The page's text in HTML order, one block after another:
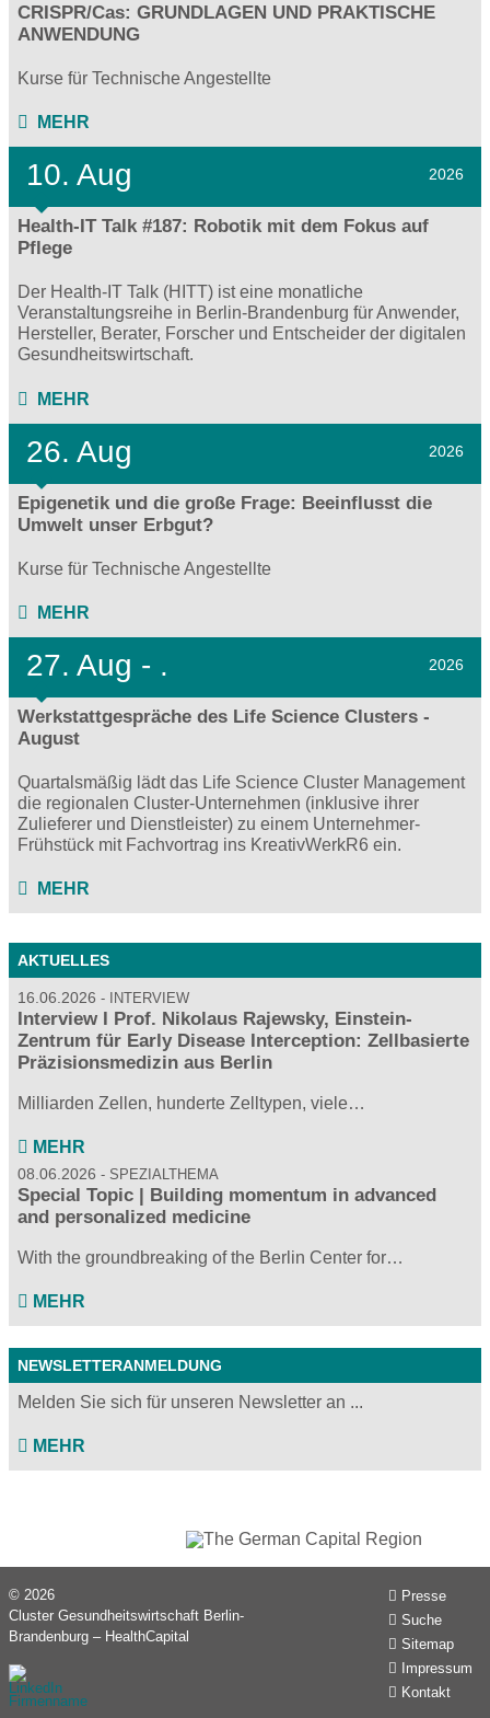
CRISPR/Cas: GRUNDLAGEN UND PRAKTISCHE
ANWENDUNG
Kurse für Technische Angestellte
MEHR
10. Aug 2026
Health-IT Talk #187: Robotik mit dem Fokus auf
Pflege
Der Health-IT Talk (HITT) ist eine monatliche
Veranstaltungsreihe in Berlin-Brandenburg für Anwender,
Hersteller, Berater, Forscher und Entscheider der digitalen
Gesundheitswirtschaft.
MEHR
26. Aug 2026
Epigenetik und die große Frage: Beeinflusst die
Umwelt unser Erbgut?
Kurse für Technische Angestellte
MEHR
27. Aug - . 2026
Werkstattgespräche des Life Science Clusters -
August
Quartalsmäßig lädt das Life Science Cluster Management
die regionalen Cluster-Unternehmen (inklusive ihrer
Zulieferer und Dienstleister) zu einem Unternehmer-
Frühstück mit Fachvortrag ins KreativWerkR6 ein.
MEHR
AKTUELLES
16.06.2026 INTERVIEW
Interview I Prof. Nikolaus Rajewsky, Einstein-
Zentrum für Early Disease Interception: Zellbasierte
Präzisionsmedizin aus Berlin
Milliarden Zellen, hunderte Zelltypen, viele…
MEHR
08.06.2026 SPEZIALTHEMA
Special Topic | Building momentum in advanced
and personalized medicine
With the groundbreaking of the Berlin Center for…
MEHR
NEWSLETTERANMELDUNG
Melden Sie sich für unseren Newsletter an ...
MEHR
Presse
Suche
Sitemap
Impressum
Kontakt
© 2026
Cluster Gesundheitswirtschaft Berlin-
Brandenburg – HealthCapital